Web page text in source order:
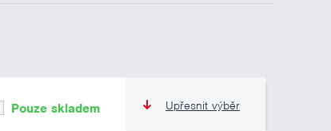
Upřesnit výběr
Pouze skladem